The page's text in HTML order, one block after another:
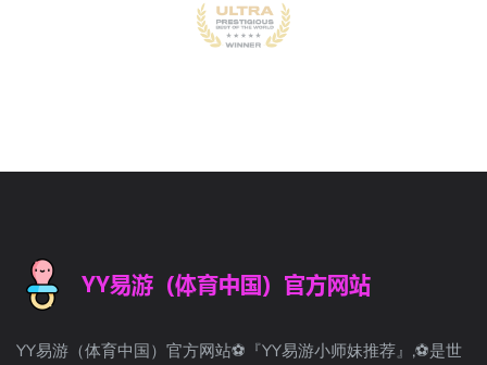
YY易游（体育中国）官方网站⚽️『YY易游小师妹推荐』,⚽️是世